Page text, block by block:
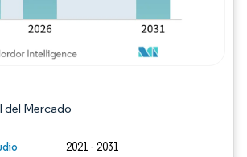
del Mercado
2021 - 2031